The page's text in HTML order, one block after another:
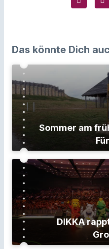
Das könnte Dich
Sommer am
DIKKA